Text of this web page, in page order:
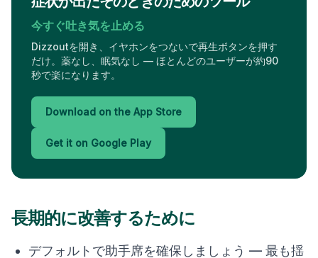
今すぐ吐き気を止める
Dizzoutを開き、イヤホンをつないで再生ボタンを押す
だけ。薬なし、眠気なし — ほとんどのユーザーが約90
秒で楽になります。
Download on the App Store
Get it on Google Play
長期的に改善するために
デフォルトで助手席を確保しましょう — 最も揺